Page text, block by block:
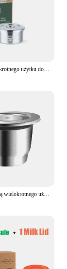
Kapsułka wielokrotnego użytku do ekspresu do kawy Delta Q NDIQ7323 MINIQOOL akcesoria do filtr do kawy Espresso ze stali nierdzewnej
Kapsułka z kawą wielokrotnego użytku ze stali nierdzewnej Filtr kubka na kapsułki z kawą wielokrotnego użytku kompatybilny z akcesoriami kuchennymi Delta Q Coffee